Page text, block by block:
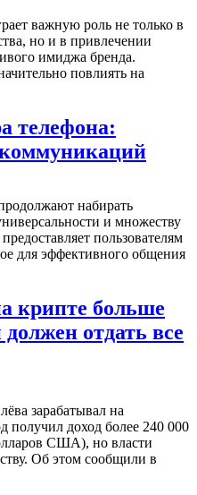
важную роль не только в
но и в привлечении
имиджа бренда.
повлиять на
телефона:
набирать
и множеству
пользователям
для эффективного общения
крипте больше
отдать все
зарабатывал на
получил доход более 240 000
США), но власти
Об этом сообщили в